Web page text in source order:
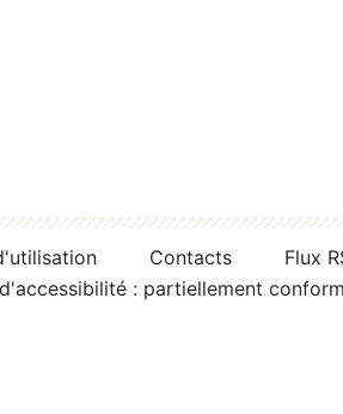
Contacts
Flux
: partiellement